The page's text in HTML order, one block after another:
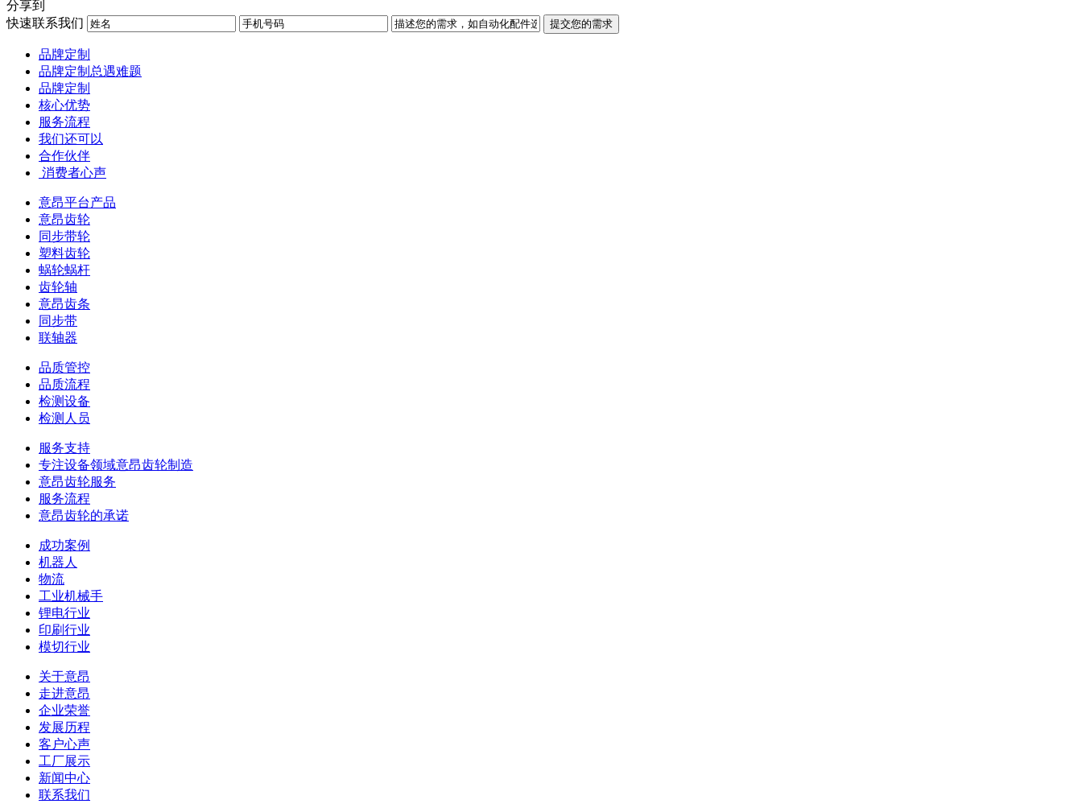
分享到
快速联系我们
提交您的需求
品牌定制
品牌定制总遇难题
品牌定制
核心优势
服务流程
我们还可以
合作伙伴
​ 消费者心声
意昂平台产品
意昂齿轮
同步带轮
塑料齿轮
蜗轮蜗杆
齿轮轴
意昂齿条
同步带
联轴器
品质管控
品质流程
检测设备
检测人员
服务支持
专注设备领域意昂齿轮制造
意昂齿轮服务
服务流程
意昂齿轮的承诺
成功案例
机器人
物流
工业机械手
锂电行业
印刷行业
模切行业
关于意昂
走进意昂
企业荣誉
发展历程
客户心声
工厂展示
新闻中心
联系我们